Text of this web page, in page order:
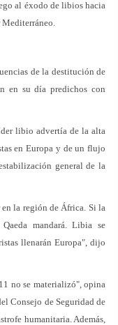
al éxodo de libios hacia
Mediterráneo.
de la destitución de
en su día predichos con
libio advertía de la alta
en Europa y de un flujo
general de la
la región de África. Si la
mandará. Libia se
llenarán Europa", dijo
no se materializó", opina
Consejo de Seguridad de
humanitaria. Además,